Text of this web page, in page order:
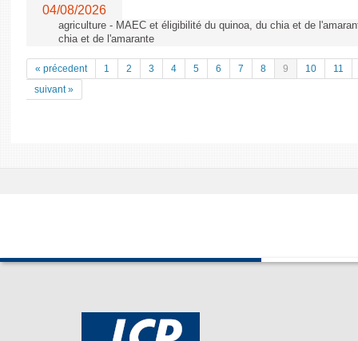
04/08/2026
agriculture - MAEC et éligibilité du quinoa, du chia et de
chia et de l'amarante
« précedent 1 2 3 4 5 6 7 8 9 10
11
suivant »